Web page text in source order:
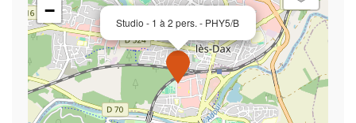
Studio - 1 à 2 pers. - PHY5/B
−